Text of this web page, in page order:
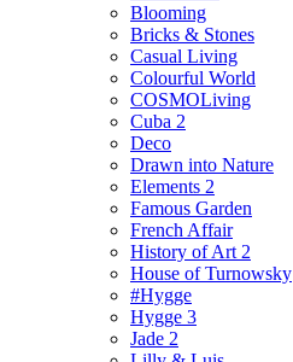
Blooming
Bricks & Stones
Casual Living
Colourful World
COSMOLiving
Cuba 2
Deco
Drawn into Nature
Elements 2
Famous Garden
French Affair
History of Art 2
House of Turnowsky
#Hygge
Hygge 3
Jade 2